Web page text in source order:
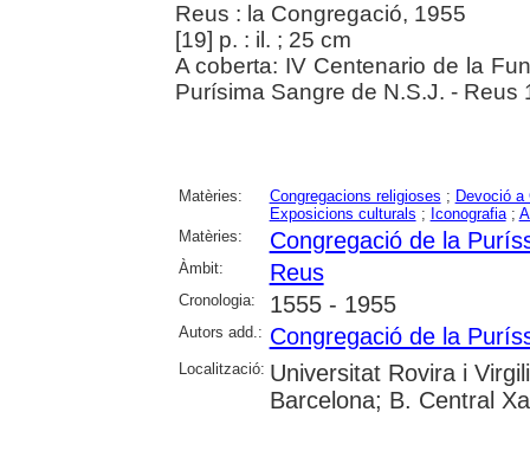
Reus : la Congregació, 1955
[19] p. : il. ; 25 cm
A coberta: IV Centenario de la
Purísima Sangre de N.S.J. - Reus
Matèries: Congregacions religioses ; Devoció a
Exposicions culturals ; Iconografia;
Matèries:
Congregació de la
Àmbit: Reus
Cronologia: 1555 - 1955
Autors add.: Congregació de la
Localització: Universitat Rovira i
Barcelona; B. Central